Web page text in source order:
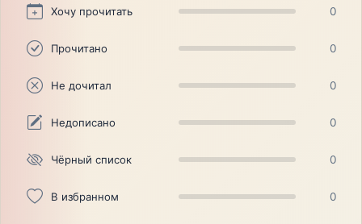
Хочу прочитать 0
Прочитано 0
Не дочитал 0
Недописано 0
Чёрный список 0
В избранном 0